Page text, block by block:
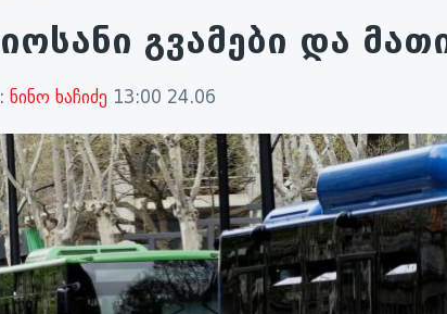
გვამები და
ნინო ხაჩიძე 13:00 24.06